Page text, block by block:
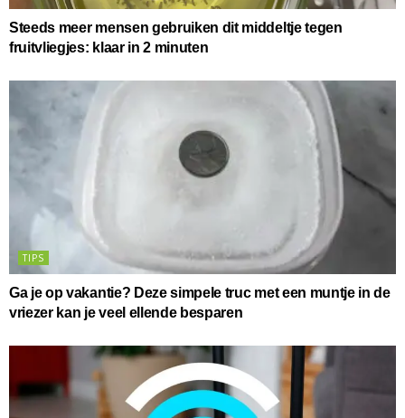
Steeds meer mensen gebruiken dit middeltje tegen
fruitvliegjes: klaar in 2 minuten
TIPS
Ga je op vakantie? Deze simpele truc met een muntje in de
vriezer kan je veel ellende besparen